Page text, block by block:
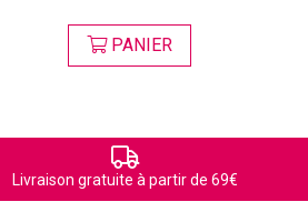
PANIER
Livraison gratuite à partir de 69€